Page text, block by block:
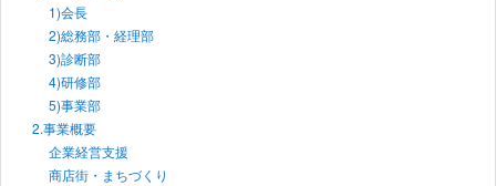
1)会長
2)総務部・経理部
3)診断部
4)研修部
5)事業部
2.事業概要
企業経営支援
商店街・まちづくり